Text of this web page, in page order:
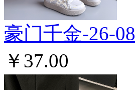
豪门千金-26-08
￥37.00